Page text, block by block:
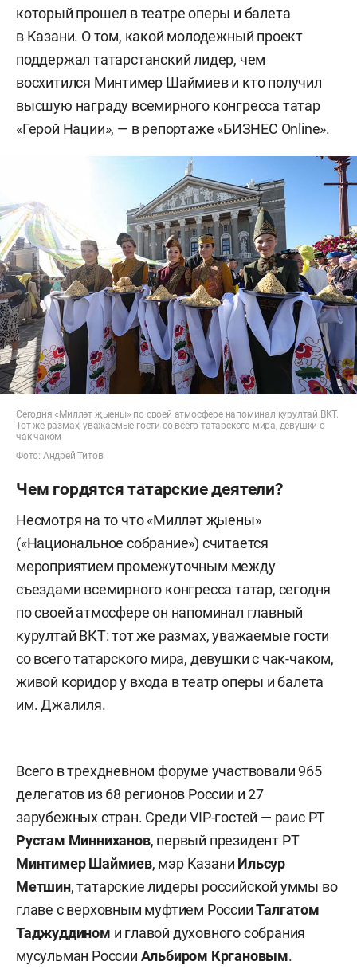
который прошел в театре оперы и балета
в Казани. О том, какой молодежный проект
поддержал татарстанский лидер, чем
восхитился Минтимер Шаймиев и кто получил
высшую награду всемирного конгресса татар
«Герой Нации», — в репортаже «БИЗНЕС Online».
Сегодня «Милләт җыены» по своей атмосфере напоминал курултай ВКТ.
Тот же размах, уважаемые гости со всего татарского мира, девушки с
чак-чаком
Фото: Андрей Титов
Чем гордятся татарские деятели?
Несмотря на то что «Милләт җыены»
(«Национальное собрание») считается
мероприятием промежуточным между
съездами всемирного конгресса татар, сегодня
по своей атмосфере он напоминал главный
курултай ВКТ: тот же размах, уважаемые гости
со всего татарского мира, девушки с чак-чаком,
живой коридор у входа в театр оперы и балета
им. Джалиля.
Всего в трехдневном форуме участвовали 965
делегатов из 68 регионов России и 27
зарубежных стран. Среди VIP-гостей — раис РТ
Рустам Минниханов, первый президент РТ
Минтимер Шаймиев, мэр Казани Ильсур
Метшин, татарские лидеры российской уммы во
главе с верховным муфтием РоссииТалгатом
Таджуддином и главой духовного собрания
мусульман России Альбиром Кргановым.